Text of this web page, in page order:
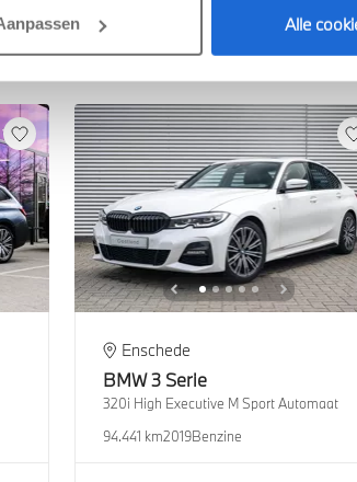
Alle
Enschede
BMW 3 Serie
320i High Executive M Sport Automaat
94.441 km2019Benzine